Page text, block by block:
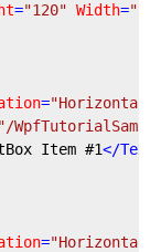
="120" Width=
="Horizontal"
"/
Item #1</
="Horizontal"